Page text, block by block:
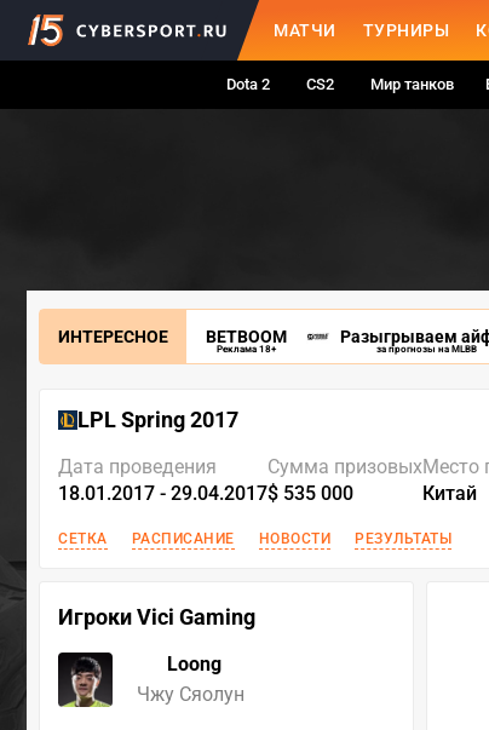
МАТЧИ ТУРНИРЫ
Dota 2 CS2 Мир танков
ИНТЕРЕСНОЕ BETBOOM
Реклама 18+
Разыгрываем
за прогнозы на MLBB
LPL Spring 2017
Дата проведения
18.01.2017 - 29.04.2017
Сумма призовых
$ 535 000
Место
Китай
СЕТКА РАСПИСАНИЕ НОВОСТИ РЕЗУЛЬТАТЫ
Игроки Vici Gaming
Loong
Чжу Сяолун